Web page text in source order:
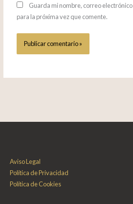
Guarda mi nombre, correo
para la próxima vez que comente.
Aviso Legal
Política de Privacidad
Política de Cookies